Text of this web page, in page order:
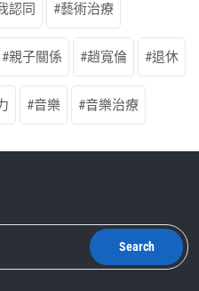
認同 藝術治療
親子關係 趙寬倫 退休
音樂 音樂治療